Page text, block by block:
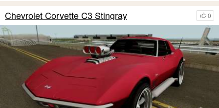
0
Chevrolet Corvette C3 Stingray